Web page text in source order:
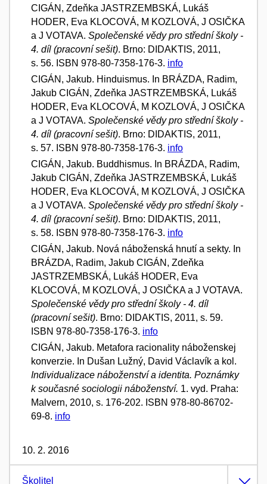
CIGÁN, Zdeňka JASTRZEMBSKÁ, Lukáš
HODER, Eva KLOCOVÁ, M KOZLOVÁ, J OSIČKA
a J VOTAVA. Společenské vědy pro střední školy -
4. díl (pracovní sešit). Brno: DIDAKTIS, 2011,
s. 56. ISBN 978-80-7358-176-3. info
CIGÁN, Jakub. Hinduismus. In BRÁZDA, Radim,
Jakub CIGÁN, Zdeňka JASTRZEMBSKÁ, Lukáš
HODER, Eva KLOCOVÁ, M KOZLOVÁ, J OSIČKA
a J VOTAVA. Společenské vědy pro střední školy -
4. díl (pracovní sešit). Brno: DIDAKTIS, 2011,
s. 57. ISBN 978-80-7358-176-3. info
CIGÁN, Jakub. Buddhismus. In BRÁZDA, Radim,
Jakub CIGÁN, Zdeňka JASTRZEMBSKÁ, Lukáš
HODER, Eva KLOCOVÁ, M KOZLOVÁ, J OSIČKA
a J VOTAVA. Společenské vědy pro střední školy -
4. díl (pracovní sešit). Brno: DIDAKTIS, 2011,
s. 58. ISBN 978-80-7358-176-3. info
CIGÁN, Jakub. Nová náboženská hnutí a sekty. In
BRÁZDA, Radim, Jakub CIGÁN, Zdeňka
JASTRZEMBSKÁ, Lukáš HODER, Eva
KLOCOVÁ, M KOZLOVÁ, J OSIČKA a J VOTAVA.
Společenské vědy pro střední školy - 4. díl
(pracovní sešit). Brno: DIDAKTIS, 2011, s. 59.
ISBN 978-80-7358-176-3. info
CIGÁN, Jakub. Metafora racionality náboženskej
konverzie. In Dušan Lužný, David Václavík a kol.
Individualizace náboženství a identita. Poznámky
k současné sociologii náboženství. 1. vyd. Praha:
Malvern, 2010, s. 176-202. ISBN 978-80-86702-
69-8. info
10. 2. 2016
Školitel